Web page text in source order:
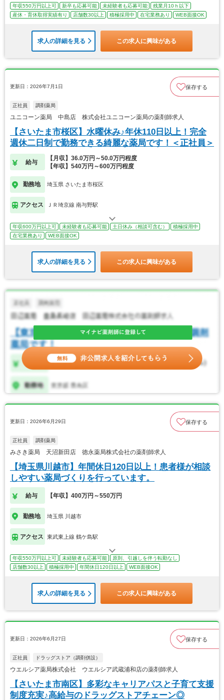
年収550万円以上可 新卒も応募可能 未経験者も応募可能
残業月10ｈ以下
産休・育休取得実績有り
店舗数30以上 積極採用中 在宅業務あり WEB面接OK
求人の詳細を見る この求人に興味がある
更新日：2026年7月1日 保存する
正社員 調剤薬局
ユニコーン薬局 中島店 株式会社ユニコーン薬局の薬剤師求人
【さいたま市桜区】水曜休み♪年休110日以上！完全
週休二日制で勤務できる綺麗な薬局です！＜正社員＞
給与
【月収】36.0万円～50.0万円程度
【年収】540万円～600万円程度
勤務地 埼玉県 さいたま市桜区
アクセス ＪＲ埼京線 南与野駅
年収600万円以上可 未経験者も応募可能 土日休み（相談可含む）
積極採用中
在宅業務あり
WEB面接OK
求人の詳細を見る この求人に興味がある
更新日：2026年6月29日 保存する
正社員 調剤薬局
みさき薬局 天沼新田店 徳永薬局株式会社の薬剤師求人
【埼玉県川越市】年間休日120日以上！患者様が相談
しやすい薬局づくりを行っています。
給与 【年収】400万円～550万円
勤務地 埼玉県 川越市
アクセス 東武東上線 鶴ケ島駅
年収550万円以上可 未経験者も応募可能
原則、引越しを伴う転勤なし
店舗数30以上
積極採用中 年間休日120日以上 WEB面接OK
求人の詳細を見る この求人に興味がある
更新日：2026年6月27日 保存する
正社員 ドラッグストア（調剤併設）
ウエルシア薬局株式会社 ウエルシア武蔵浦和店の薬剤師求人
【さいたま市南区】多彩なキャリアパスと子育て支援
制度充実♪高給与のドラッグストアチェーン◎